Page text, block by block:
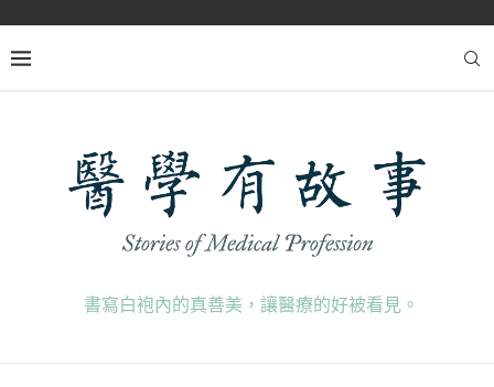
書寫白袍內的真善美，讓醫療的好被看見。